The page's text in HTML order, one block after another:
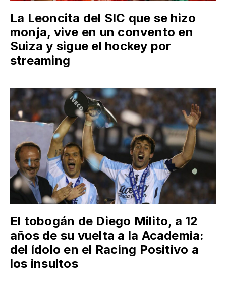
La Leoncita del SIC que se hizo
monja, vive en un convento en
Suiza y sigue el hockey por
streaming
El tobogán de Diego Milito, a 12
años de su vuelta a la Academia:
del ídolo en el Racing Positivo a
los insultos